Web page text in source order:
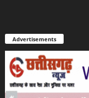
Advertisements